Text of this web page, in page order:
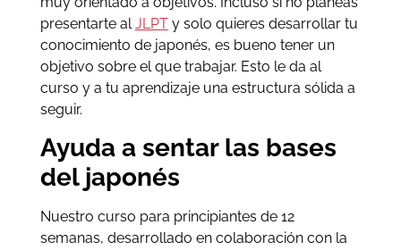
presentarte alJLPTy solo quieres desarrollar tu
conocimiento de japonés, es bueno tener un
objetivo sobre el que trabajar. Esto le da al
curso y a tu aprendizaje una estructura sólida a
seguir.
Ayuda a sentar las bases
del japonés
Nuestro curso para principiantes de 12
semanas, desarrollado en colaboración con la